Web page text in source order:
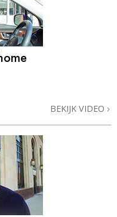
BEKIJK VIDEO